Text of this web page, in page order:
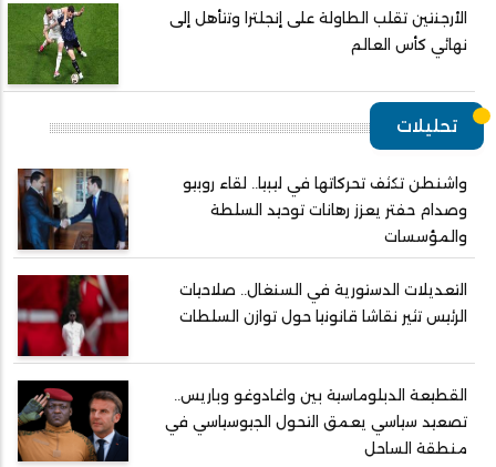
الأرجنتين تقلب الطاولة على إنجلترا وتتأهل إلى
نهائي كأس العالم
تحليلات
واشنطن تكثف تحركاتها في ليبيا.. لقاء روبيو
وصدام حفتر يعزز رهانات توحيد السلطة
والمؤسسات
التعديلات الدستورية في السنغال.. صلاحيات
الرئيس تثير نقاشا قانونيا حول توازن السلطات
القطيعة الدبلوماسية بين واغادوغو وباريس..
تصعيد سياسي يعمق التحول الجيوسياسي في
منطقة الساحل